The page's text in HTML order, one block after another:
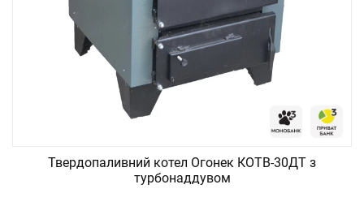
Твердопаливний котел Огонек КОТВ-30ДТ з
турбонаддувом